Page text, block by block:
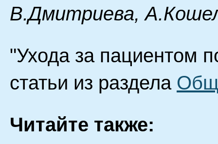
В.Дмитриева,
"Ухода за пациентом
статьи из раздела
Читайте также: